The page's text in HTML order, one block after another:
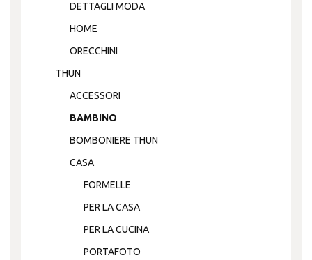
DETTAGLI MODA
HOME
ORECCHINI
THUN
ACCESSORI
BAMBINO
BOMBONIERE THUN
CASA
FORMELLE
PER LA CASA
PER LA CUCINA
PORTAFOTO